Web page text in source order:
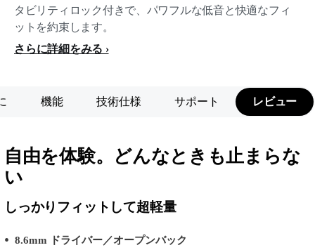
タビリティロック付きで、パワフルな低音と快適なフィ
ットを約束します。
さらに詳細をみる
機能 技術仕様 サポート レビュー
自由を体験。どんなときも止まらな
い
しっかりフィットして超軽量
8.6mm ドライバー／オープンバック